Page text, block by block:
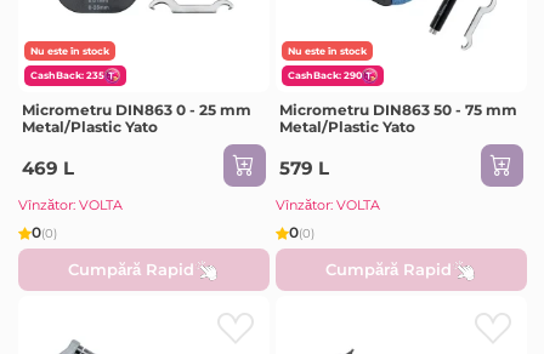
Nu este în stock
CashBack: 235
Micrometru DIN863 0 - 25 mm
Metal/Plastic Yato
469 L
Vînzător: VOLTA
0(0)
Cumpără Rapid
Nu este în stock
CashBack: 290
Micrometru DIN863 50 - 75 mm
Metal/Plastic Yato
579 L
Vînzător: VOLTA
0(0)
Cumpără Rapid